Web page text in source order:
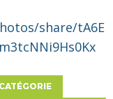
share/tA6E